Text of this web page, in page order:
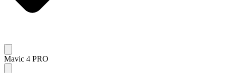
Mavic 4 PRO